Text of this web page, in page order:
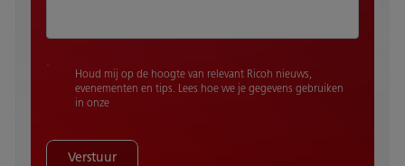
Houd mij op de hoogte van relevant Ricoh nieuws,
evenementen en tips. Lees hoe we je gegevens gebruiken
in onze
Verstuur